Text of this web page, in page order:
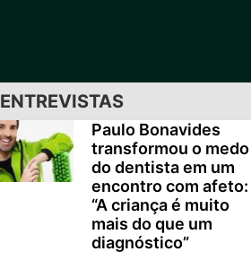
ENTREVISTAS
Paulo Bonavides
transformou o medo
do dentista em um
encontro com afeto:
“A criança é muito
mais do que um
diagnóstico”